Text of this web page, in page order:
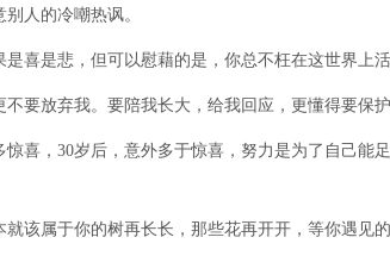
人的冷嘲热讽。
喜是悲，但可以慰藉的是，你总不枉在这世界上活
要放弃我。要陪我长大，给我回应，更懂得要保护
喜，30岁后，意外多于惊喜，努力是为了自己能
该属于你的树再长长，那些花再开开，等你遇见